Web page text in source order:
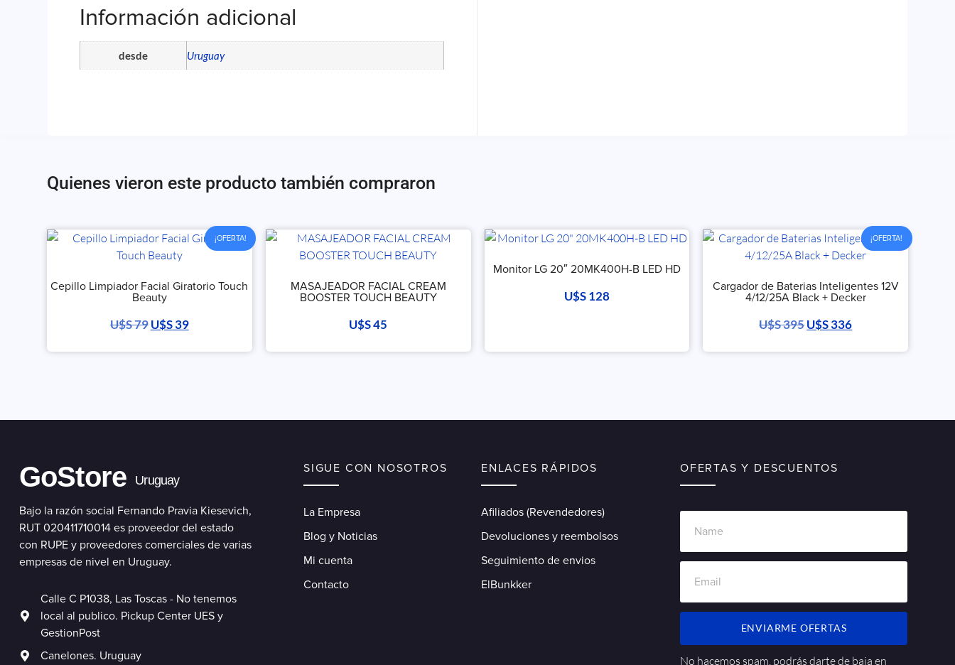
Información adicional
desde Uruguay
Quienes vieron este producto también compraron
¡OFERTA!
Cepillo Limpiador Facial Giratorio Touch
Beauty
U$S79 U$S39
MASAJEADOR FACIAL CREAM
BOOSTER TOUCH BEAUTY
U$S45
Monitor LG 20″ 20MK400H-B LED HD
U$S128
¡OFERTA!
Cargador de Baterias Inteligentes 12V
4/12/25A Black + Decker
U$S395U$S336
GoStore Uruguay
Bajo la razón social Fernando Pravia Kiesevich,
RUT 020411710014 es proveedor del estado
con RUPE y proveedores comerciales de varias
empresas de nivel en Uruguay.
Calle C P1038, Las Toscas - No tenemos
local al publico. Pickup Center UES y
GestionPost
Canelones. Uruguay
SIGUE CON NOSOTROS
La Empresa
Blog y Noticias
Mi cuenta
Contacto
ENLACES RÁPIDOS
Afiliados (Revendedores)
Devoluciones y reembolsos
Seguimiento de envios
ElBunkker
OFERTAS Y DESCUENTOS
ENVIARME OFERTAS
No hacemos spam, podrás darte de baja en